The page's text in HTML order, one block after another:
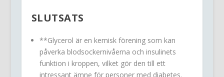
SLUTSATS
**Glycerol är en kemisk förening som kan
påverka blodsockernivåerna och insulinets
funktion i kroppen, vilket gör den till ett
intressant ämne för personer med diabetes.